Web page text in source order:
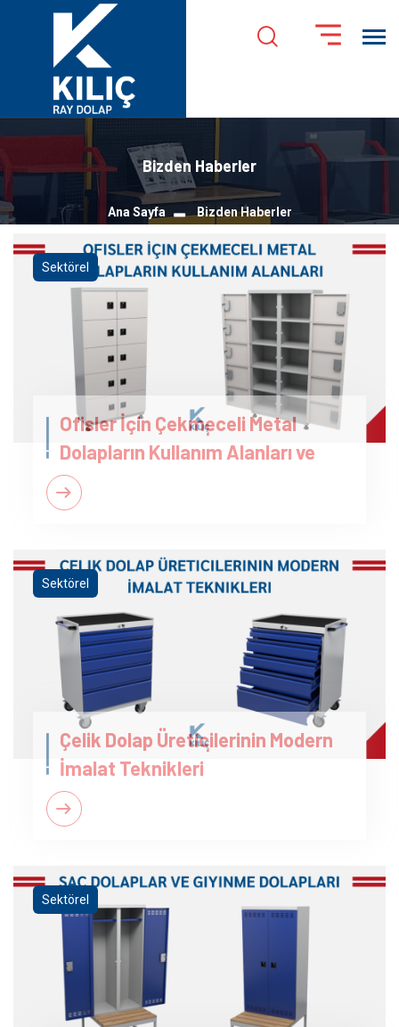
Bizden Haberler
Ana Sayfa Bizden Haberler
Sektörel
Ofisler İçin Çekmeceli Metal
Dolapların Kullanım Alanları ve
Sektörel
Çelik Dolap Üreticilerinin Modern
İmalat Teknikleri
Sektörel